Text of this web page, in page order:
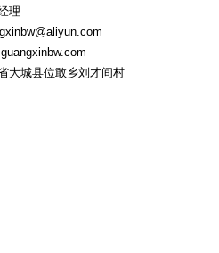
理
城县位敢乡刘才间村